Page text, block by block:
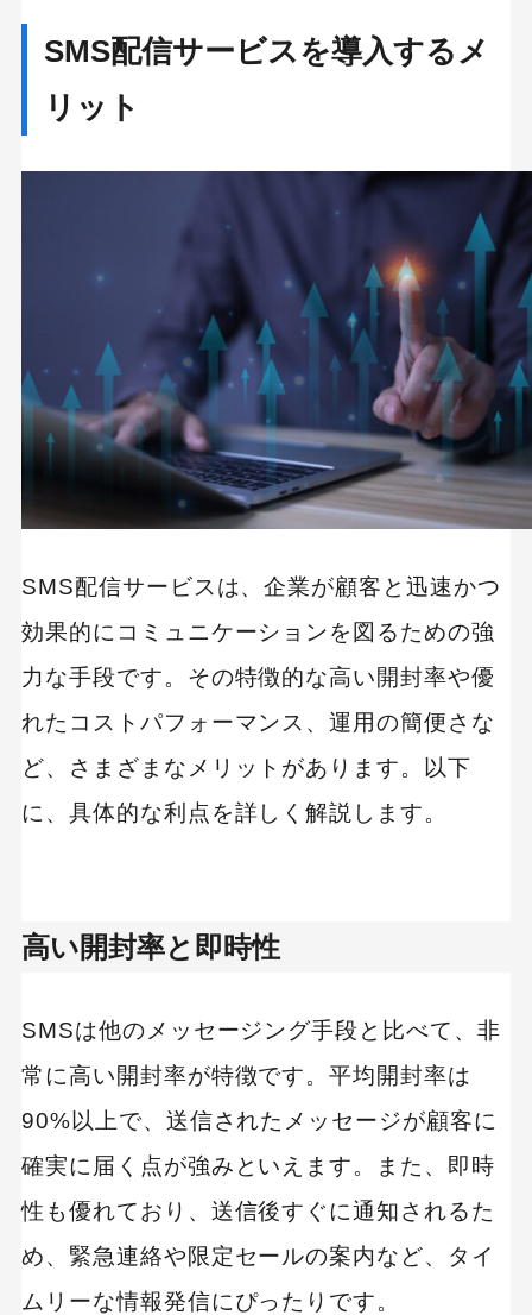
SMS配信サービスを導入するメ
リット
SMS配信サービスは、企業が顧客と迅速かつ
効果的にコミュニケーションを図るための強
力な手段です。その特徴的な高い開封率や優
れたコストパフォーマンス、運用の簡便さな
ど、さまざまなメリットがあります。以下
に、具体的な利点を詳しく解説します。
高い開封率と即時性
SMSは他のメッセージング手段と比べて、非
常に高い開封率が特徴です。平均開封率は
90%以上で、送信されたメッセージが顧客に
確実に届く点が強みといえます。また、即時
性も優れており、送信後すぐに通知されるた
め、緊急連絡や限定セールの案内など、タイ
ムリーな情報発信にぴったりです。